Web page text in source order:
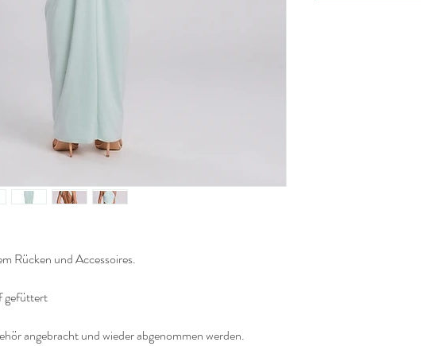
Rücken und Accessoires.
gefüttert
angebracht und wieder abgenommen werden.